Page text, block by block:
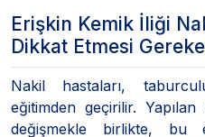
Erişkin Kemik İliği
Dikkat Etmesi
Nakil hastaları,
eğitimden geçirilir.
değişmekle birlikte, bu